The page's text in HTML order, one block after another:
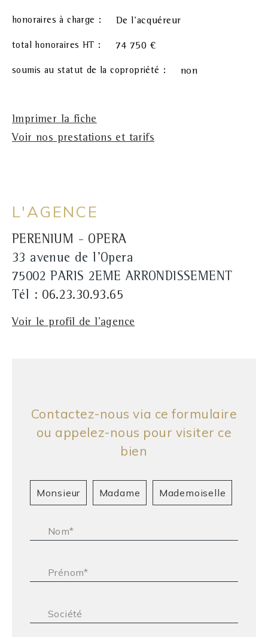
honoraires à charge : De l'acquéreur
total honoraires HT : 74 750 €
soumis au statut de la copropriété : non
Imprimer la fiche
Voir nos prestations et tarifs
L'AGENCE
PERENIUM - OPERA
33 avenue de l'Opera
75002 PARIS 2EME ARRONDISSEMENT
Tél : 06.23.30.93.65
Voir le profil de l'agence
Contactez-nous via ce formulaire
ou appelez-nous pour visiter ce
bien
Civilité :
Monsieur Madame Mademoiselle